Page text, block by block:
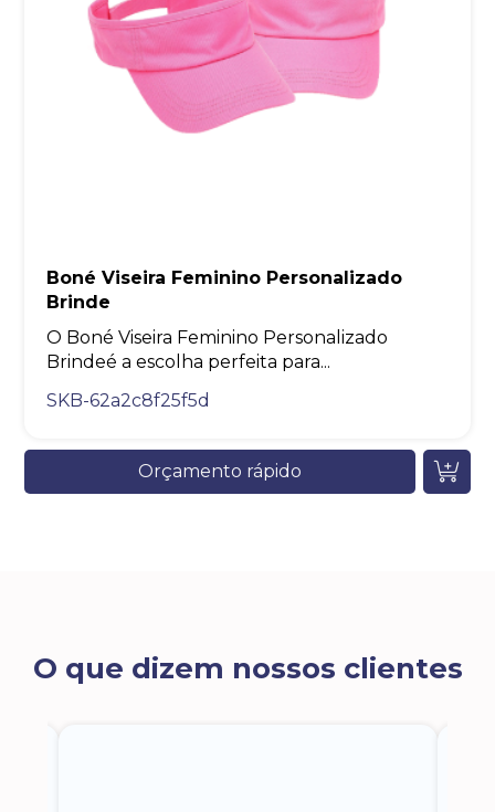
Boné Viseira Feminino Personalizado
Brinde
O Boné Viseira Feminino Personalizado
Brindeé a escolha perfeita para...
SKB-62a2c8f25f5d
Orçamento rápido
O que dizem nossos clientes